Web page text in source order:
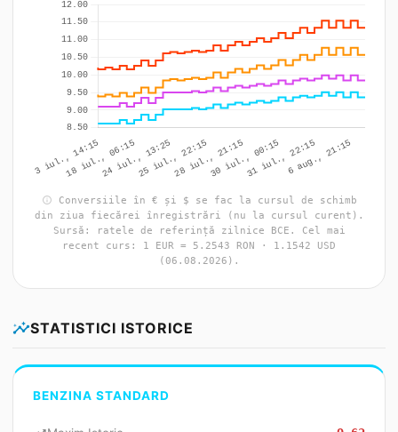
info Conversiile în € și $ se fac la cursul de schimb
din ziua fiecărei înregistrări (nu la cursul curent).
Sursă: ratele de referință zilnice BCE. Cel mai
recent curs: 1 EUR = 5.2543 RON · 1.1542 USD
(06.08.2026).
insightsSTATISTICI ISTORICE
BENZINA STANDARD